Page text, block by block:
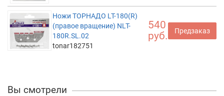
Ножи ТОРНАДО LT-180(R)
(правое вращение) NLT-
180R.SL.02
tonar182751
540
руб.
Предзаказ
Вы смотрели